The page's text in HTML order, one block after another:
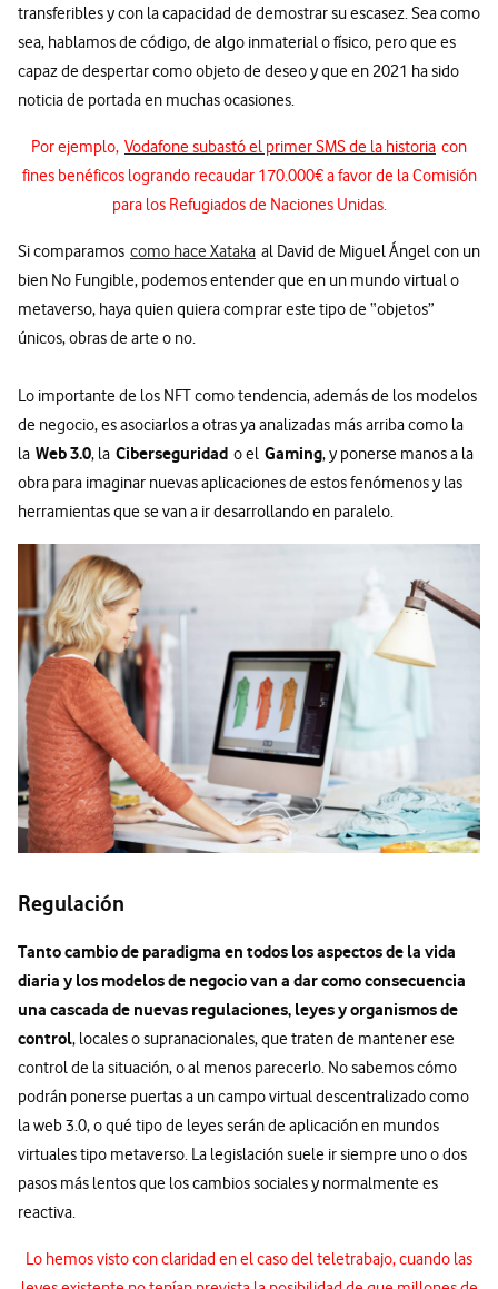
transferibles y con la capacidad de demostrar su escasez. Sea como
sea, hablamos de código, de algo inmaterial o físico, pero que es
capaz de despertar como objeto de deseo y que en 2021 ha sido
noticia de portada en muchas ocasiones.
Por ejemplo, Vodafone subastó el primer SMS de la historia con
fines benéficos logrando recaudar 170.000€ a favor de la Comisión
para los Refugiados de Naciones Unidas.
Si comparamos como hace Xataka al David de Miguel Ángel con un
bien No Fungible, podemos entender que en un mundo virtual o
metaverso, haya quien quiera comprar este tipo de “objetos”
únicos, obras de arte o no.
Lo importante de los NFT como tendencia, además de los modelos
de negocio, es asociarlos a otras ya analizadas más arriba como la
la Web 3.0, la Ciberseguridad o el Gaming, y ponerse manos a la
obra para imaginar nuevas aplicaciones de estos fenómenos y las
herramientas que se van a ir desarrollando en paralelo.
Regulación
Tanto cambio de paradigma en todos los aspectos de la vida
diaria y los modelos de negocio van a dar como consecuencia
una cascada de nuevas regulaciones, leyes y organismos de
control, locales o supranacionales, que traten de mantener ese
control de la situación, o al menos parecerlo. No sabemos cómo
podrán ponerse puertas a un campo virtual descentralizado como
la web 3.0, o qué tipo de leyes serán de aplicación en mundos
virtuales tipo metaverso. La legislación suele ir siempre uno o dos
pasos más lentos que los cambios sociales y normalmente es
reactiva.
Lo hemos visto con claridad en el caso del teletrabajo, cuando las